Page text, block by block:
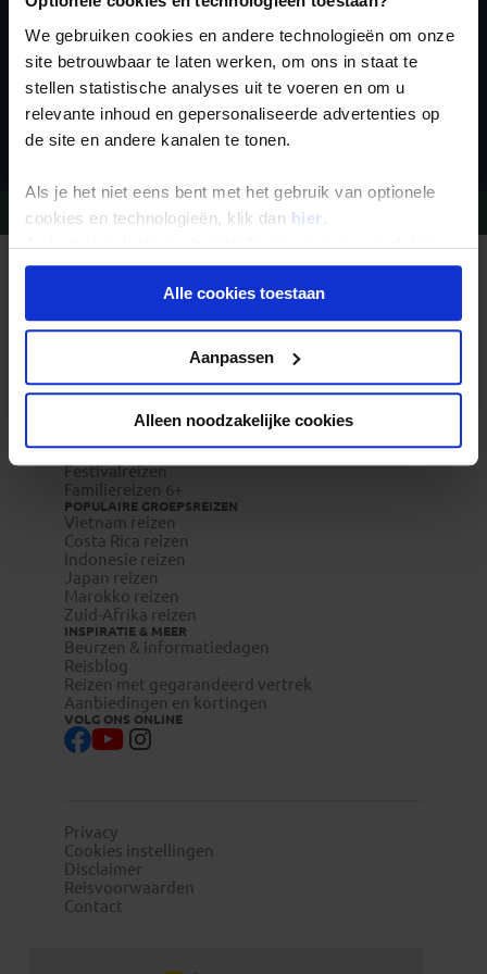
We gebruiken cookies en andere technologieën om onze
site betrouwbaar te laten werken, om ons in staat te
stellen statistische analyses uit te voeren en om u
relevante inhoud en gepersonaliseerde advertenties op
de site en andere kanalen te tonen.
Als je het niet eens bent met het gebruik van optionele
cookies en technologieën, klik dan hier .
Je kunt je selectie in de instellingen aanpassen of deze
onder aan de pagina op elk gewenst moment voor de
toekomst wijzigen.Alle cookies toestaan
Aanpassen
Alleen noodzakelijke cookies
Inschrijven
Vragen? Bel 09-234 13 11
Waarom Koning Aap?
Duurzaam toerisme
Veelgestelde vragen
Reisdocumenten aanvragen
Reisverzekeringen
Pioniersreizen
Festivalreizen
Familiereizen 6+
POPULAIRE GROEPSREIZEN
Vietnam reizen
Costa Rica reizen
Indonesie reizen
Japan reizen
Marokko reizen
Zuid-Afrika reizen
INSPIRATIE & MEER
Beurzen & informatiedagen
Reisblog
Reizen met gegarandeerd vertrek
Aanbiedingen en kortingen
VOLG ONS ONLINE
Privacy
Cookies instellingen
Disclaimer
Reisvoorwaarden
Contact